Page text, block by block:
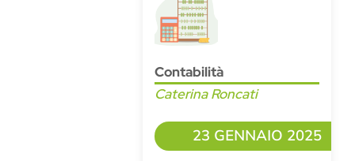
Contabilità
Caterina Roncati
23 GENNAIO 2025